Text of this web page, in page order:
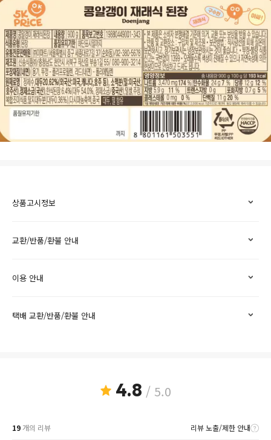
상품고시정보
교환/반품/환불 안내
이용 안내
택배 교환/반품/환불 안내
4.8 / 5.0
19개의 리뷰 리뷰 노출/제한 안내